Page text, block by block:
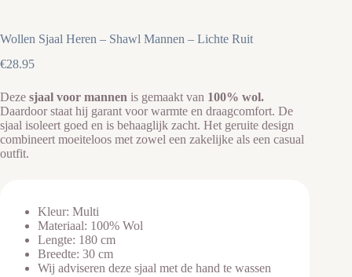
Wollen Sjaal Heren – Shawl Mannen – Lichte Ruit
€28.95
Deze sjaal voor mannen is gemaakt van 100% wol.
Daardoor staat hij garant voor warmte en draagcomfort. De
sjaal isoleert goed en is behaaglijk zacht. Het geruite design
combineert moeiteloos met zowel een zakelijke als een casual
outfit.
Kleur: Multi
Materiaal: 100% Wol
Lengte: 180 cm
Breedte: 30 cm
Wij adviseren deze sjaal met de hand te wassen